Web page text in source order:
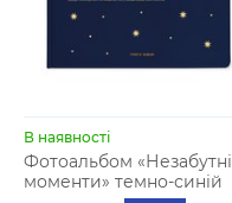
В наявності
Фотоальбом «Незабутні
моменти» темно-синій